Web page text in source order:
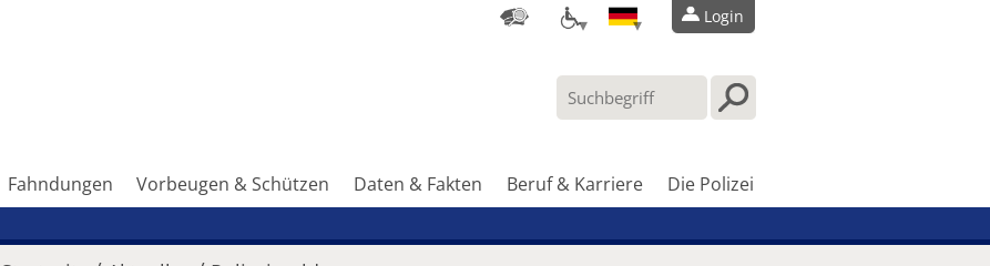
Login
Fahndungen Vorbeugen & Schützen Daten & Fakten Beruf & Karriere Die Polizei